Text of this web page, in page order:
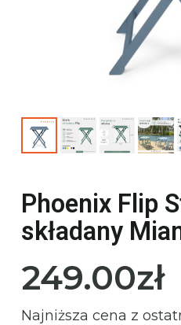
Phoenix Flip
składany
249.00zł
Najniższa cena z